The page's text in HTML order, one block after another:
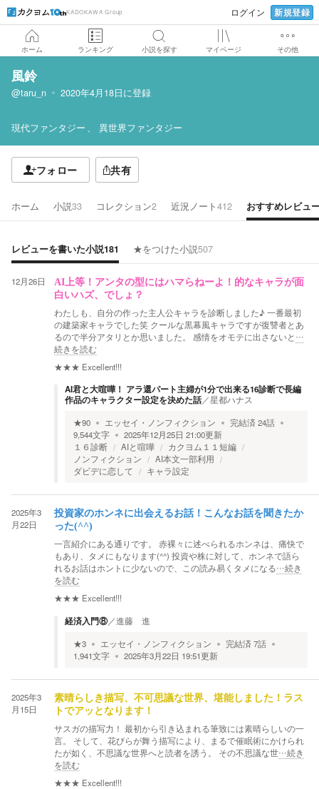
KADOKAWA Group ログイン 新規登録
ホーム ランキング 小説を探す マイページ その他
風鈴
@taru_n 2020年4月18日に登録
現代ファンタジー 異世界ファンタジー
フォロー 共有
ホーム 小説33 コレクション2 近況ノート412 おすすめレビュ
レビューを書いた小説181 ★をつけた小説507
12月26日
AI上等！アンタの型にはハマらねーよ！的なキャラが面
白いハズ、でしょ？
わたしも、自分の作った主人公キャラを診断しました♪ 一番最初
の建築家キャラでした笑 クールな黒幕風キャラですが復讐者とあ
るので半分アタリとか思いました。 感情をオモテに出さないと …
続きを読む
★★★ Excellent!!!
AI君と大喧嘩！ アラ還パート主婦が1分で出来る16診断で長編
作品のキャラクター設定を決めた話／星都ハナス
★90 エッセイ・ノンフィクション 完結済24話
9,544文字 2025年12月25日 21:00更新
１６診断
AIと喧嘩
カクヨム１１短編
ノンフィクション
AI本文一部利用
ダビデに恋して
キャラ設定
2025年3
月22日
投資家のホンネに出会えるお話！こんなお話を聞きたか
った(^^)
一言紹介にある通りです。 赤裸々に述べられるホンネは、痛快で
もあり、タメにもなります(^^) 投資や株に対して、ホンネで語ら
れるお話はホントに少ないので、この読み易くタメになる…続き
を読む
★★★ Excellent!!!
経済入門⑧／進藤 進
★3 エッセイ・ノンフィクション 完結済7話
1,941文字 2025年3月22日 19:51更新
2025年3
月15日
素晴らしき描写、不可思議な世界、堪能しました！ラス
トでアッとなります！
サスガの描写力！ 最初から引き込まれる筆致には素晴らしいの一
言。 そして、花びらが舞う描写により、まるで催眠術にかけられ
たが如く、不思議な世界へと読者を誘う。 その不思議な世…続き
を読む
★★★ Excellent!!!